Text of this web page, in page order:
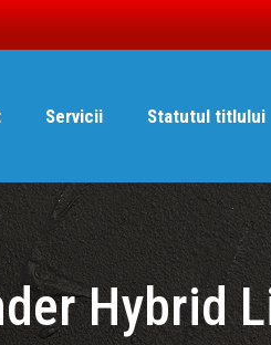
Servicii Statutul titlului
Hybrid